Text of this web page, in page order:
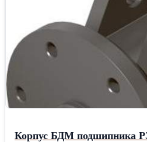
Корпус БДМ подшипника